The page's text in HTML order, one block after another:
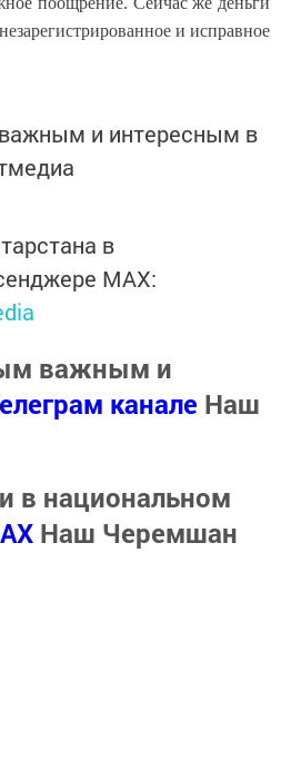
и исправное
и интересным в
в
MАХ:
важным и
канале Наш
в национальном
Наш Черемшан